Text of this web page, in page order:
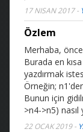
17 NISAN 2017-
Özlem
Merhaba,
Burada en
yazdırmak
Örneğin;
Bunun için
>n4->n5) nasıl
22 OCAK 2019-